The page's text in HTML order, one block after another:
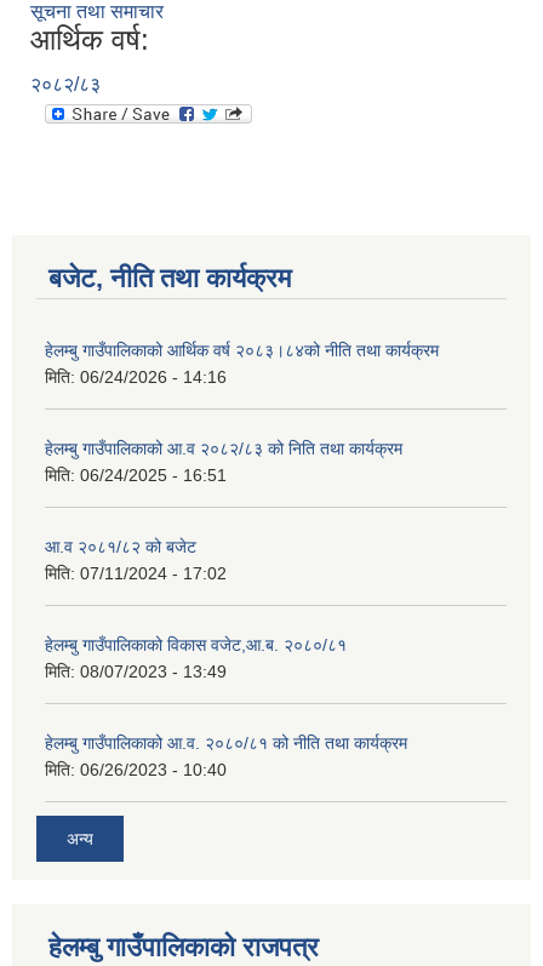
सूचना तथा समाचार
आर्थिक वर्ष:
२०८२/८३
बजेट, नीति तथा कार्यक्रम
हेलम्बु गाउँपालिकाको आर्थिक वर्ष २०८३।८४को नीति तथा कार्यक्रम
मिति: 06/24/2026 - 14:16
हेलम्बु गाउँपालिकाको आ.व २०८२/८३ को निति तथा कार्यक्रम
मिति: 06/24/2025 - 16:51
आ.व २०८१/८२ को बजेट
मिति: 07/11/2024 - 17:02
हेलम्बु गाउँपालिकाको विकास वजेट,आ.ब. २०८०/८१
मिति: 08/07/2023 - 13:49
हेलम्बु गाउँपालिकाको आ.व. २०८०/८१ को नीति तथा कार्यक्रम
मिति: 06/26/2023 - 10:40
अन्य
हेलम्बु गाउँपालिकाको राजपत्र